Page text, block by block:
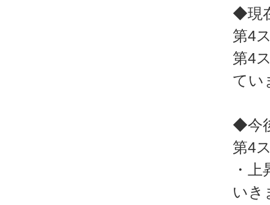
◆現
第4
第4
てい
◆今
第4
・
いき